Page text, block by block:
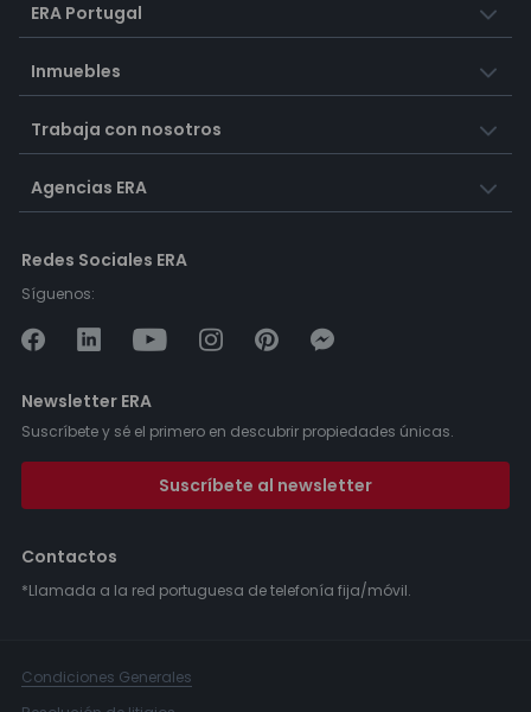
ERA Portugal
Inmuebles
Trabaja con nosotros
Agencias ERA
Redes Sociales ERA
Síguenos:
Newsletter ERA
Suscríbete y sé el primero en descubrir propiedades únicas.
Suscríbete al newsletter
Contactos
*Llamada a la red portuguesa de telefonía fija/móvil.
Condiciones Generales